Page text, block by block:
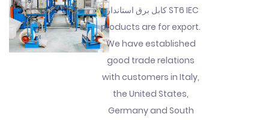
کابل برق استاندارد ST6 IEC
products are for export.
We have established
good trade relations
with customers in Italy,
the United States,
Germany and South